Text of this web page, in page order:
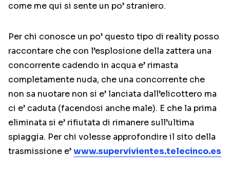
come me qui si sente un po’ straniero.
Per chi conosce un po’ questo tipo di reality posso
raccontare che con l’esplosione della zattera una
concorrente cadendo in acqua e’ rimasta
completamente nuda, che una concorrente che
non sa nuotare non si e’ lanciata dall’elicottero ma
ci e’ caduta (facendosi anche male). E che la prima
eliminata si e’ rifiutata di rimanere sull’ultima
spiaggia. Per chi volesse approfondire il sito della
trasmissione e’www.supervivientes.telecinco.es